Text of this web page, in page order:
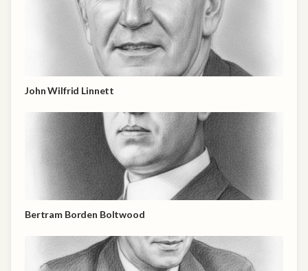
John Wilfrid Linnett
Bertram Borden Boltwood